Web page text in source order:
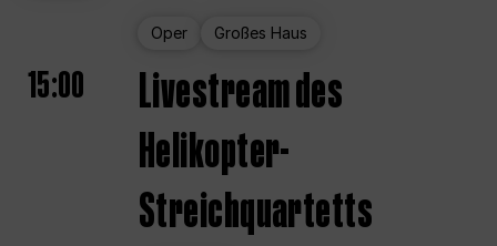
Oper Großes Haus
15:00
Livestream des
Helikopter-
Streichquartetts